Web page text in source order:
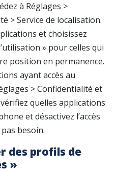
à Réglages >
> Service de localisation.
et choisissez
» pour celles qui
position en permanence.
ayant accès au
> Confidentialité et
quelles applications
et désactivez l’accès
besoin.
des profils de
»